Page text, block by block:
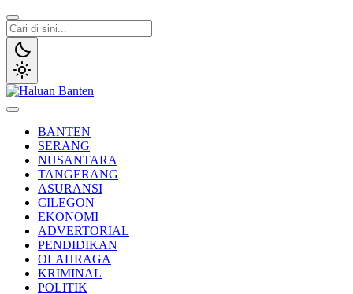
Lewati
ke
konten
BANTEN
SERANG
NUSANTARA
TANGERANG
ASURANSI
CILEGON
EKONOMI
ADVERTORIAL
PENDIDIKAN
OLAHRAGA
KRIMINAL
POLITIK